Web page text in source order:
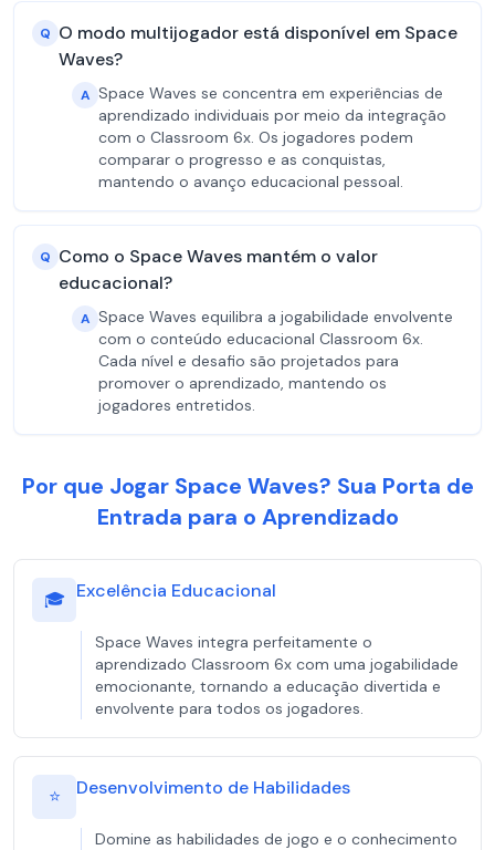
Q O modo multijogador está disponível em Space
Waves?
A Space Waves se concentra em experiências de
aprendizado individuais por meio da integração
com o Classroom 6x. Os jogadores podem
comparar o progresso e as conquistas,
mantendo o avanço educacional pessoal.
Q Como o Space Waves mantém o valor
educacional?
A Space Waves equilibra a jogabilidade envolvente
com o conteúdo educacional Classroom 6x.
Cada nível e desafio são projetados para
promover o aprendizado, mantendo os
jogadores entretidos.
Por que Jogar Space Waves? Sua Porta de
Entrada para o Aprendizado
🎓 Excelência Educacional
Space Waves integra perfeitamente o
aprendizado Classroom 6x com uma jogabilidade
emocionante, tornando a educação divertida e
envolvente para todos os jogadores.
⭐ Desenvolvimento de Habilidades
Domine as habilidades de jogo e o conhecimento